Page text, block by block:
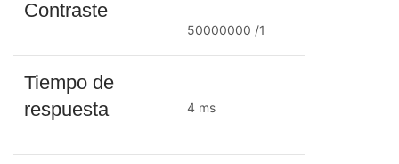
Contraste
50000000 /1
Tiempo de
respuesta
4 ms